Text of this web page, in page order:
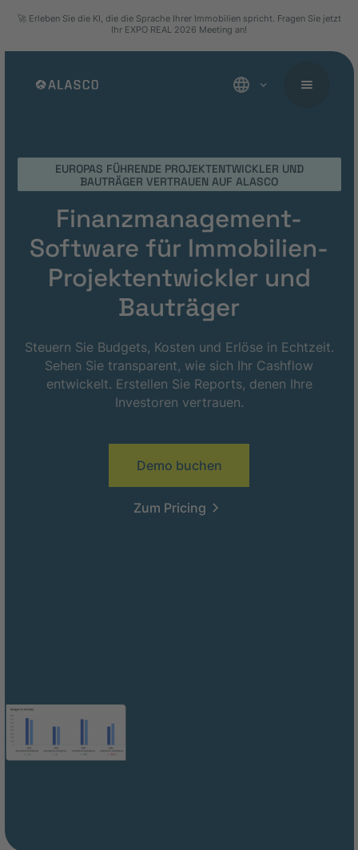
🚀 Erleben Sie die KI, die die Sprache Ihrer Immobilien spricht. Fragen Sie jetzt
Ihr EXPO REAL 2026 Meeting an!
EUROPAS FÜHRENDE PROJEKTENTWICKLER UND
BAUTRÄGER VERTRAUEN AUF ALASCO
Finanzmanagement-
Software für Immobilien-
Projektentwickler und
Bauträger
Steuern Sie Budgets, Kosten und Erlöse in Echtzeit.
Sehen Sie transparent, wie sich Ihr Cashflow
entwickelt. Erstellen Sie Reports, denen Ihre
Investoren vertrauen.
Demo buchen
Zum Pricing